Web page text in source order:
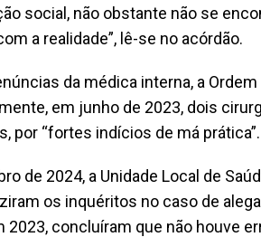
social, não obstante não se
a realidade”, lê-se no acórdão.
da médica interna, a
em junho de 2023, dois
por “fortes indícios de má prática”.
de 2024, a Unidade Local de
os inquéritos no caso de
2023, concluíram que não houve